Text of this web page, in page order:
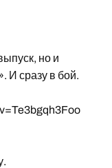
но и
И сразу в бой.